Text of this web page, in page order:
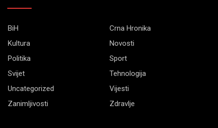
BiH
Crna Hronika
Kultura
Novosti
Politika
Sport
Svijet
Tehnologija
Uncategorized
Vijesti
Zanimljivosti
Zdravlje